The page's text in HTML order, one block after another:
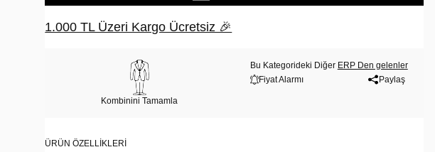
1.000 TL Üzeri Kargo Ücretsiz 🎉
Kombinini Tamamla
Bu Kategorideki Diğer ERP Den gelenler
Fiyat Alarmı
Paylaş
ÜRÜN ÖZELLIKLERI